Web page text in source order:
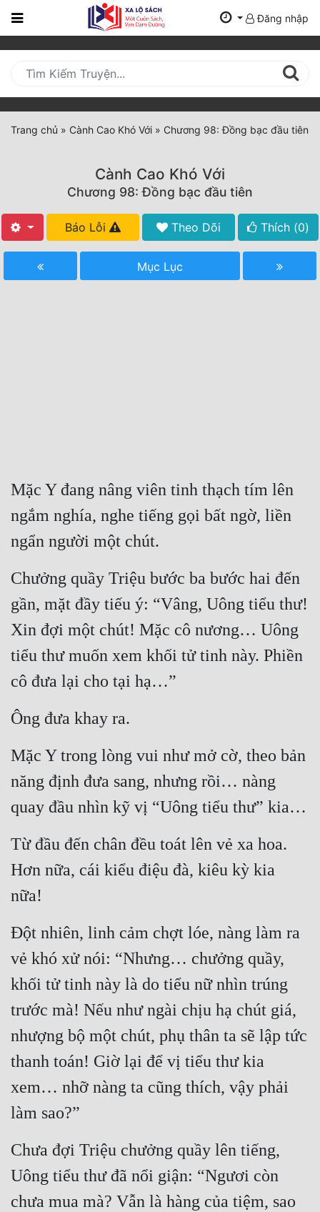
Trang
Mới
Cập
Nhật
(current)
Tất Cả
Truyện ngắn
Xa Lộ Dịch
Cổ Tiên Hiệp
Cổ Đại
Du Hí
Dã Sử
Dị Năng
Gia Đấu
Góc Nhìn Nữ
Huyền Huyễn
Huyền Ảo
Hài Hước
Hệ Thống
Khoa Huyễn Không Gian
Kinh Dị
Kỳ Ảo
Đăng nhập
Trang chủ » Cành Cao Khó Với » Chương 98: Đồng bạc đầu tiên
Cành Cao Khó Với
Chương 98: Đồng bạc đầu tiên
Báo Lỗi Theo Dõi Thích (0)
Mục Lục
Mặc Y đang nâng viên tinh thạch tím lên
ngắm nghía, nghe tiếng gọi bất ngờ, liền
ngẩn người một chút.
Chưởng quầy Triệu bước ba bước hai đến
gần, mặt đầy tiếu ý: “Vâng, Uông tiểu thư!
Xin đợi một chút! Mặc cô nương… Uông
tiểu thư muốn xem khối tử tinh này. Phiền
cô đưa lại cho tại hạ…”
Ông đưa khay ra.
Mặc Y trong lòng vui như mở cờ, theo bản
năng định đưa sang, nhưng rồi… nàng
quay đầu nhìn kỹ vị “Uông tiểu thư” kia…
Từ đầu đến chân đều toát lên vẻ xa hoa.
Hơn nữa, cái kiểu điệu đà, kiêu kỳ kia
nữa!
Đột nhiên, linh cảm chợt lóe, nàng làm ra
vẻ khó xử nói: “Nhưng… chưởng quầy,
khối tử tinh này là do tiểu nữ nhìn trúng
trước mà! Nếu như ngài chịu hạ chút giá,
nhượng bộ một chút, phụ thân ta sẽ lập tức
thanh toán! Giờ lại để vị tiểu thư kia
xem… nhỡ nàng ta cũng thích, vậy phải
làm sao?”
Chưa đợi Triệu chưởng quầy lên tiếng,
Uông tiểu thư đã nổi giận: “Ngươi còn
chưa mua mà? Vẫn là hàng của tiệm, sao